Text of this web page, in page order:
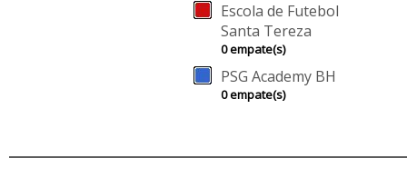
Escola de Futebol
Santa Tereza
0 empate(s)
PSG Academy BH
0 empate(s)